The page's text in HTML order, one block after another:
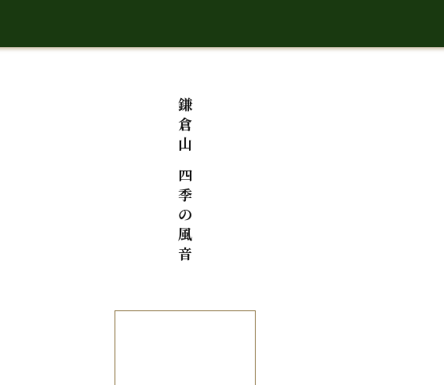
鎌
倉
山
四
季
の
風
音